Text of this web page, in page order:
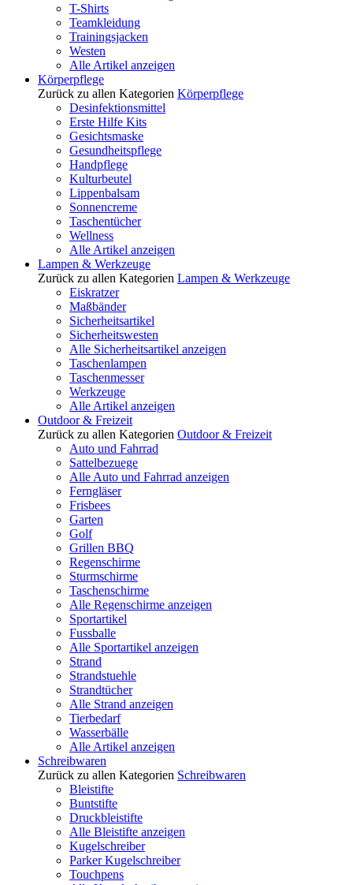
T-Shirts
Teamkleidung
Trainingsjacken
Westen
Alle Artikel anzeigen
Körperpflege
Zurück zu allen Kategorien Körperpflege
Desinfektionsmittel
Erste Hilfe Kits
Gesichtsmaske
Gesundheitspflege
Handpflege
Kulturbeutel
Lippenbalsam
Sonnencreme
Taschentücher
Wellness
Alle Artikel anzeigen
Lampen & Werkzeuge
Zurück zu allen Kategorien Lampen & Werkzeuge
Eiskratzer
Maßbänder
Sicherheitsartikel
Sicherheitswesten
Alle Sicherheitsartikel anzeigen
Taschenlampen
Taschenmesser
Werkzeuge
Alle Artikel anzeigen
Outdoor & Freizeit
Zurück zu allen Kategorien Outdoor & Freizeit
Auto und Fahrrad
Sattelbezuege
Alle Auto und Fahrrad anzeigen
Ferngläser
Frisbees
Garten
Golf
Grillen BBQ
Regenschirme
Sturmschirme
Taschenschirme
Alle Regenschirme anzeigen
Sportartikel
Fussballe
Alle Sportartikel anzeigen
Strand
Strandstuehle
Strandtücher
Alle Strand anzeigen
Tierbedarf
Wasserbälle
Alle Artikel anzeigen
Schreibwaren
Zurück zu allen Kategorien Schreibwaren
Bleistifte
Buntstifte
Druckbleistifte
Alle Bleistifte anzeigen
Kugelschreiber
Parker Kugelschreiber
Touchpens